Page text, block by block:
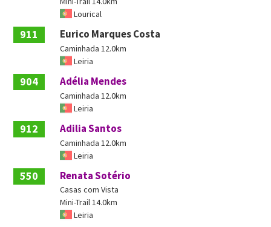
Lourical
911 Eurico Marques Costa
Caminhada 12.0km
Leiria
904 Adélia Mendes
Caminhada 12.0km
Leiria
912 Adilia Santos
Caminhada 12.0km
Leiria
550 Renata Sotério
Casas com Vista
Mini-Trail 14.0km
Leiria